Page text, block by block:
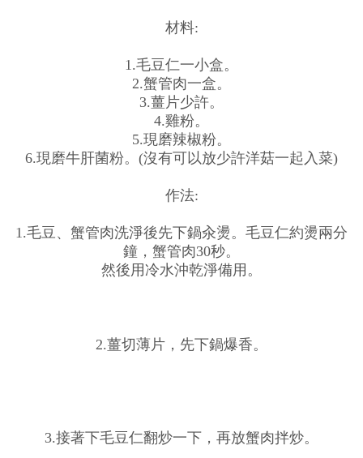
材料:
1.毛豆仁一小盒。
2.蟹管肉一盒。
3.薑片少許。
4.雞粉。
5.現磨辣椒粉。
6.現磨牛肝菌粉。(沒有可以放少許洋菇一起入菜)
作法:
1.毛豆、蟹管肉洗淨後先下鍋汆燙。毛豆仁約燙兩分
鐘，蟹管肉30秒。
然後用冷水沖乾淨備用。
2.薑切薄片，先下鍋爆香。
3.接著下毛豆仁翻炒一下，再放蟹肉拌炒。